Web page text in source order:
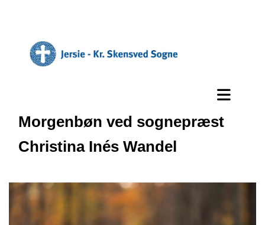
Morgenbøn ved sognepræst
Christina Inés Wandel